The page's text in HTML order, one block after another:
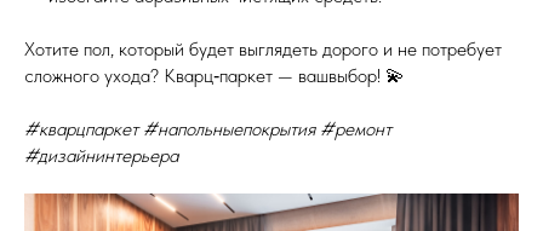
Хотите пол, который будет выглядеть дорого и не потребует
сложного ухода? Кварц‑паркет — вашвыбор! 💫
#кварцпаркет #напольныепокрытия #ремонт
#дизайнинтерьера